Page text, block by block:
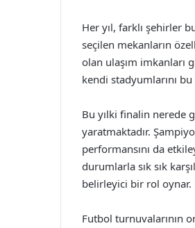
Her yıl, farklı şehirler
seçilen mekanların
olan ulaşım imkanları
kendi stadyumlarını
Bu yılki finalin nerede
yaratmaktadır.
performansını da
durumlarla sık sık
belirleyici bir rol oynar.
Futbol turnuvalarının